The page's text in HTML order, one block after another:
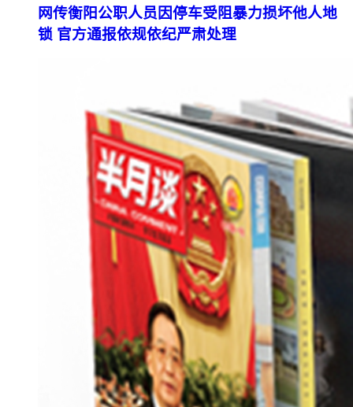
网传衡阳公职人员因停车受阻暴力损坏他人地
锁 官方通报依规依纪严肃处理